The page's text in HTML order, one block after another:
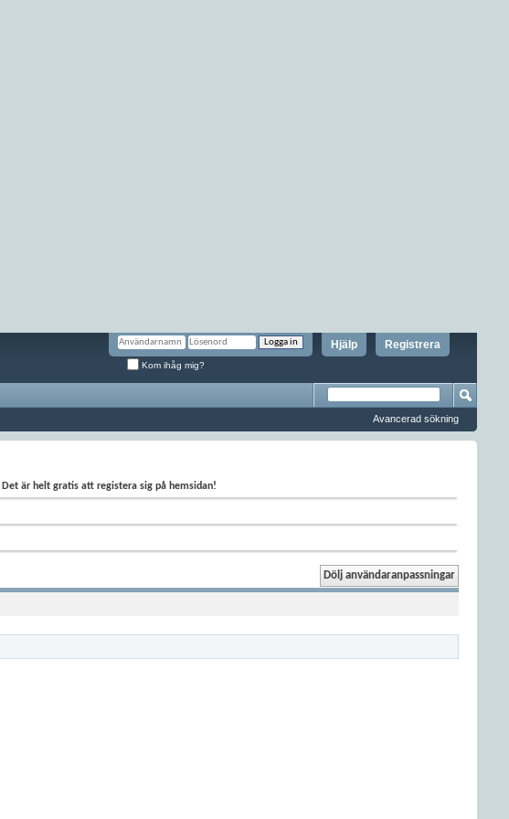
Registrera
Hjälp
Kom ihåg mig?
Avancerad sökning
Det är helt gratis att registera sig på hemsidan!